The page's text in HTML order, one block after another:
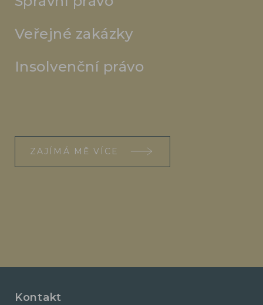
Veřejné zakázky
Insolvenční právo
ZAJÍMÁ MĚ VÍCE
Kontakt